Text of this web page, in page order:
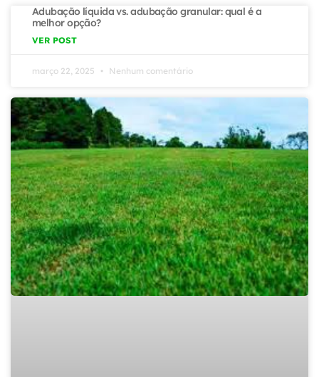
Adubação líquida vs. adubação granular: qual é a
melhor opção?
VER POST
março 22, 2025 Nenhum comentário